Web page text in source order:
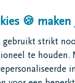
🍪
gebruikt strikt
te houden.